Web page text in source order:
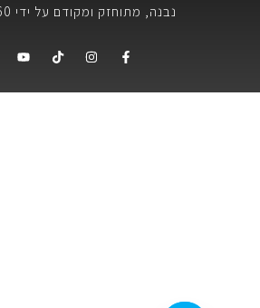
נבנה, מתוחזק ומקודם על ידי CLICKIN360